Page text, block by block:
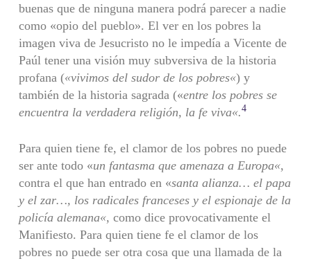
buenas que de ninguna manera podrá parecer a nadie
como «opio del pueblo». El ver en los pobres la
imagen viva de Jesucristo no le impedía a Vicente de
Paúl tener una visión muy subversiva de la historia
profana («vivimos del sudor de los pobres«) y
también de la historia sagrada («entre los pobres se
encuentra la verdadera religión, la fe viva«.4
Para quien tiene fe, el clamor de los pobres no puede
ser ante todo «un fantasma que amenaza a Europa«,
contra el que han entrado en «santa alianza… el papa
y el zar…, los radicales franceses y el espionaje de la
policía alemana«, como dice provocativamente el
Manifiesto. Para quien tiene fe el clamor de los
pobres no puede ser otra cosa que una llamada de la